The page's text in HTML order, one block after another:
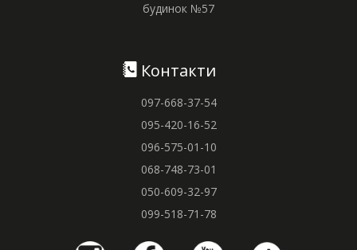
будинок №57
Контакти
097-668-37-54
095-420-16-52
096-575-01-10
068-748-73-01
050-609-32-97
099-518-71-78